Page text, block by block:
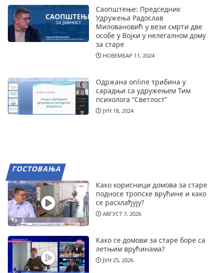
Саопштење: Председник
Удружења Радослав
Миловановић у вези смрти две
особе у Војки у нелегалном дому
за старе
НОВЕМБАР 11, 2024
Одржана online трибина у
сарадњи са удружењем Тим
психолога ”Светлост”
ЈУН 18, 2024
ГОСТОВАЊА
Како корисници домова за старе
подносе тропске врућине и како
се расхлађују?
АВГУСТ 7, 2026
Како се домови за старе боре са
летњим врућинама?
ЈУН 25, 2026